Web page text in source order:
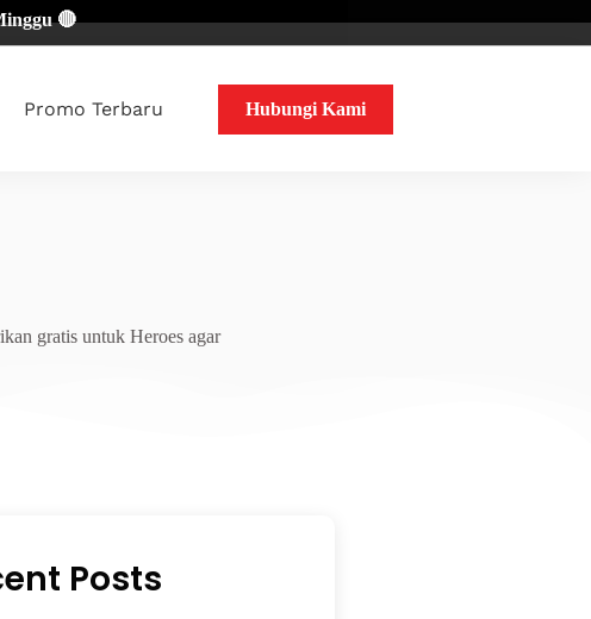
Promo Terbaru Hubungi Kami
gratis untuk Heroes agar
Posts